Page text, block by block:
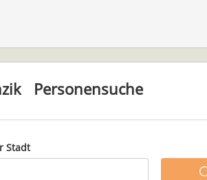
Personensuche
Stadt